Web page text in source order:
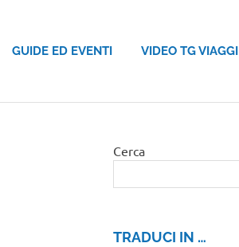
GUIDE ED EVENTI VIDEO TG VIAGGI
Cerca
TRADUCI IN …